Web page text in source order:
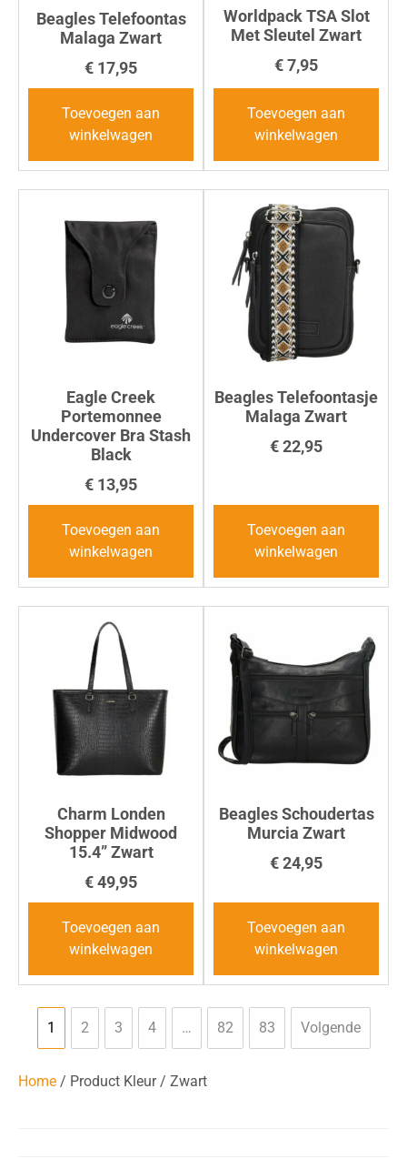
Beagles Telefoontas
Malaga Zwart
€ 17,95
Toevoegen aan
winkelwagen
Worldpack TSA Slot
Met Sleutel Zwart
€7,95
Toevoegen aan
winkelwagen
Eagle Creek
Portemonnee
Undercover Bra Stash
Black
€ 13,95
Toevoegen aan
winkelwagen
Beagles Telefoontasje
Malaga Zwart
€22,95
Toevoegen aan
winkelwagen
Charm Londen
Shopper Midwood
15.4” Zwart
€49,95
Toevoegen aan
winkelwagen
Beagles Schoudertas
Murcia Zwart
€24,95
Toevoegen aan
winkelwagen
1 2 3 4 … 82 83 Volgende
Home / Product Kleur / Zwart